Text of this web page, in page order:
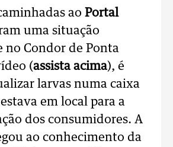
ao Portal
uma situação
no Condor de Ponta
(assista acima), é
larvas numa caixa
em local para a
dos consumidores. A
ao conhecimento da